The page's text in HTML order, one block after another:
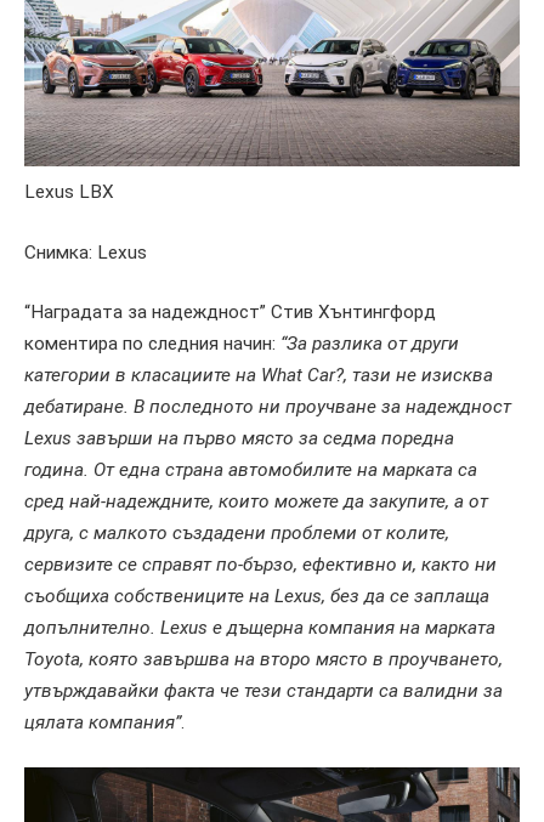
Lexus LBX
Снимка: Lexus
“Наградата за надеждност” Стив Хънтингфорд
коментира по следния начин: “За разлика от други
категории в класациите на What Car?, тази не изисква
дебатиране. В последното ни проучване за надеждност
Lexus завърши на първо място за седма поредна
година. От една страна автомобилите на марката са
сред най-надеждните, които можете да закупите, а от
друга, с малкото създадени проблеми от колите,
сервизите се справят по-бързо, ефективно и, както ни
съобщиха собствениците на Lexus, без да се заплаща
допълнително. Lexus е дъщерна компания на марката
Toyota, която завършва на второ място в проучването,
утвърждавайки факта че тези стандарти са валидни за
цялата компания”.